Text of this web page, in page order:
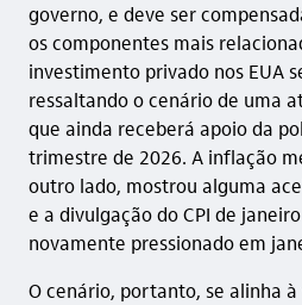
governo, e deve ser
os componentes mais
investimento privado nos EUA
ressaltando o cenário de uma
que ainda receberá apoio da
trimestre de 2026. A inflação
outro lado, mostrou alguma
e a divulgação do CPI de
novamente pressionado em
O cenário, portanto, se alinha à